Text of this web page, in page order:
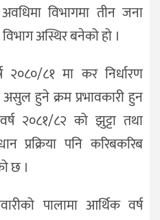
विभागमा तीन जना
अस्थिर बनेको हो ।
८१ मा कर निर्धारण
असुल हुने क्रम प्रभावकारी हुन
२०८१/८२ को झुट्टा तथा
प्रक्रिया पनि करिबकरिब
छ ।
पालामा आर्थिक वर्ष